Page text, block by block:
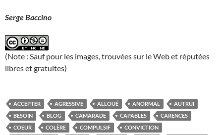
Serge Baccino
(Note : Sauf pour les images, trouvées sur le Web et réputées
libres et gratuites)
ACCEPTER AGRESSIVE ALLOUÉ ANORMAL
AUTRUI
BESOIN
BLOG CAMARADE CAPABLES
CARENCES
COEUR
COLÈRE COMPULSIF
CONVICTION